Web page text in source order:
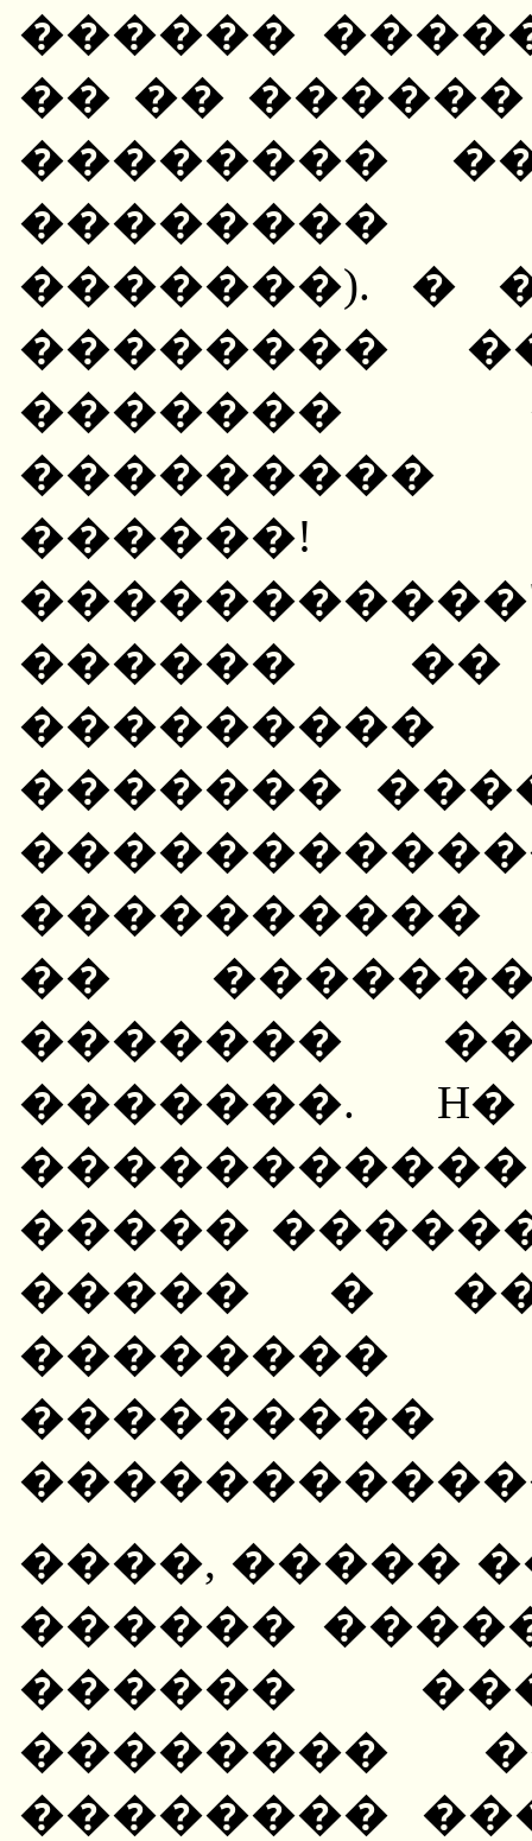
������
�� ��
��������
��������
�������). �
��������
�������
������
�������
����������
��
�������
�������.
�����
����� �
��������
���������
����, �����
������
������
��������
��������